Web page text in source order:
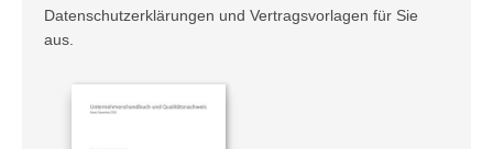
Datenschutzerklärungen und Vertragsvorlagen für Sie
aus.